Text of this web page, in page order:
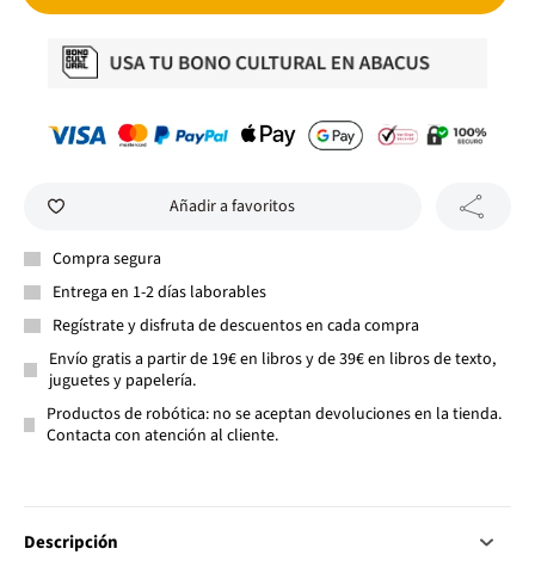
Añadir a favoritos
Compra segura
Entrega en 1-2 días laborables
Regístrate y disfruta de descuentos en cada compra
Envío gratis a partir de 19€ en libros y de 39€ en libros de texto,
juguetes y papelería.
Productos de robótica: no se aceptan devoluciones en la tienda.
Contacta con atención al cliente.
Descripción